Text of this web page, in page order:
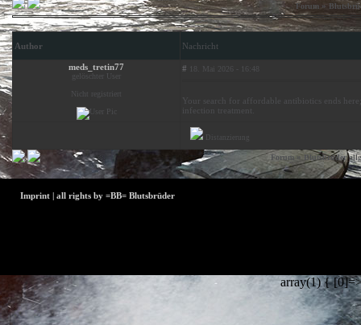
Forum »
Author Nachricht
meds_tretin77
gelöschter User
Nicht registriert
# 18. Mai 2026 - 16:48
Your search for affordable antibiotics ends
infection treatment.
Distanzierung
Der Betreiber und die Moderatoren dieses
Ihre Rechte verletzen bitten wir um eine
Forum »Blutsbrüder
Imprint | all rights by =BB= Blutsbrüder
array(1) {